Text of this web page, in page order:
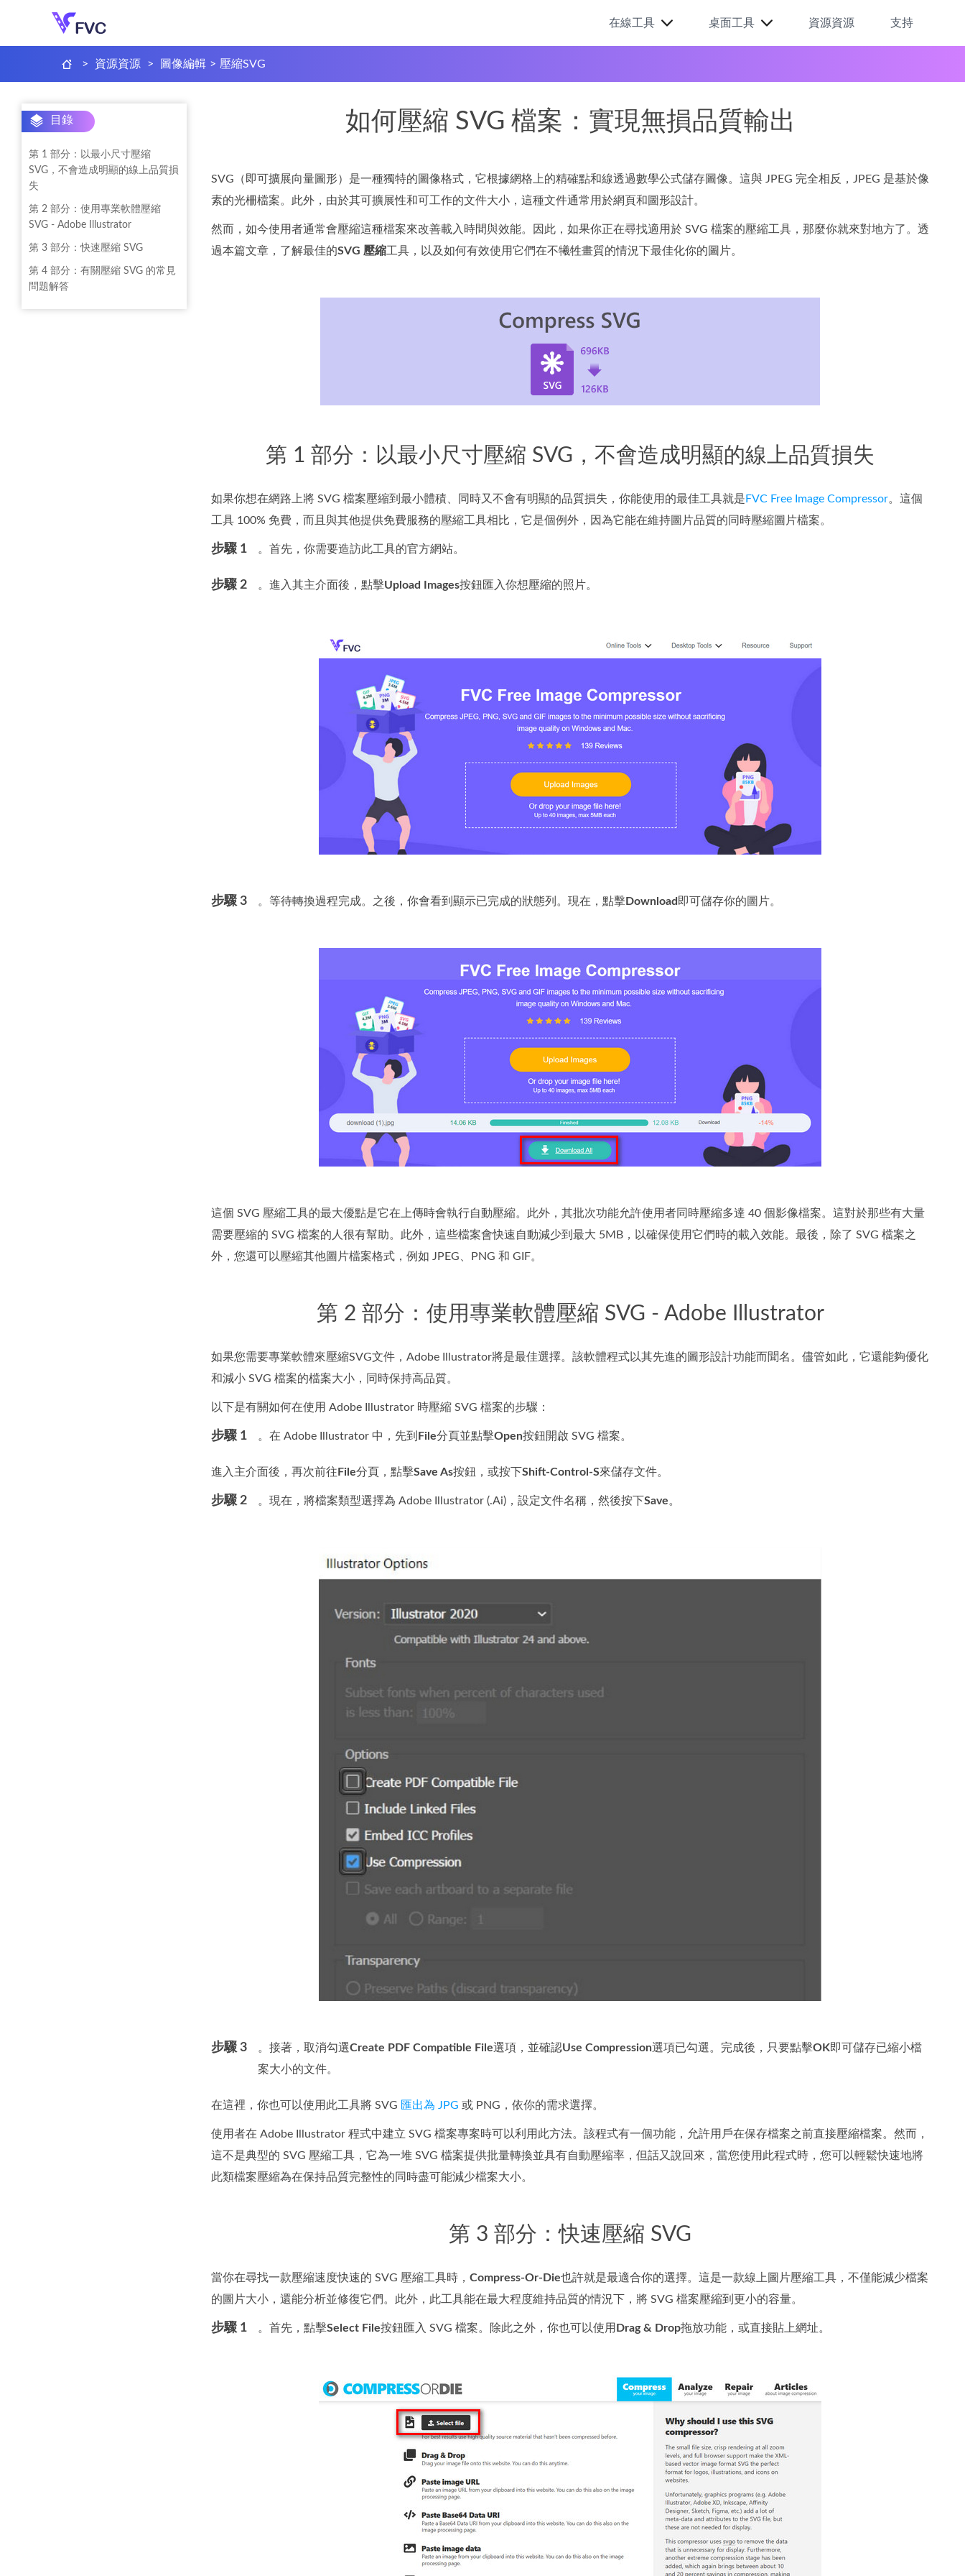
在線工具 桌面工具 資源資源 支持
> 資源資源 > 圖像編輯 > 壓縮SVG
目錄
第 1 部分：以最小尺寸壓縮
SVG，不會造成明顯的線上品質損
失
第 2 部分：使用專業軟體壓縮
SVG - Adobe Illustrator
第 3 部分：快速壓縮 SVG
第 4 部分：有關壓縮 SVG 的常見
問題解答
如何壓縮 SVG 檔案：實現無損品質輸出
SVG（即可擴展向量圖形）是一種獨特的圖像格式，它根據網格上的精確點和線透過數學公式儲存圖像。這與 JPEG 完全相反，JPEG 是基於像
素的光柵檔案。此外，由於其可擴展性和可工作的文件大小，這種文件通常用於網頁和圖形設計。
然而，如今使用者通常會壓縮這種檔案來改善載入時間與效能。因此，如果你正在尋找適用於 SVG 檔案的壓縮工具，那麼你就來對地方了。透
過本篇文章，了解最佳的SVG 壓縮 工具，以及如何有效使用它們在不犧牲畫質的情況下最佳化你的圖片。
第 1 部分：以最小尺寸壓縮 SVG，不會造成明顯的線上品質損失
如果你想在網路上將 SVG 檔案壓縮到最小體積、同時又不會有明顯的品質損失，你能使用的最佳工具就是 FVC Free Image Compressor。這個
工具 100% 免費，而且與其他提供免費服務的壓縮工具相比，它是個例外，因為它能在維持圖片品質的同時壓縮圖片檔案。
步驟 1 。首先，你需要造訪此工具的官方網站。
步驟 2 。進入其主介面後，點擊Upload Images按鈕匯入你想壓縮的照片。
步驟 3 。等待轉換過程完成。之後，你會看到顯示已完成的狀態列。現在，點擊 Download 即可儲存你的圖片。
這個 SVG 壓縮工具的最大優點是它在上傳時會執行自動壓縮。此外，其批次功能允許使用者同時壓縮多達 40 個影像檔案。這對於那些有大量
需要壓縮的 SVG 檔案的人很有幫助。此外，這些檔案會快速自動減少到最大 5MB，以確保使用它們時的載入效能。最後，除了 SVG 檔案之
外，您還可以壓縮其他圖片檔案格式，例如 JPEG、PNG 和 GIF。
第 2 部分：使用專業軟體壓縮 SVG - Adobe Illustrator
如果您需要專業軟體來壓縮SVG文件，Adobe Illustrator將是最佳選擇。該軟體程式以其先進的圖形設計功能而聞名。儘管如此，它還能夠優化
和減小 SVG 檔案的檔案大小，同時保持高品質。
以下是有關如何在使用 Adobe Illustrator 時壓縮 SVG 檔案的步驟：
步驟 1 。在 Adobe Illustrator 中，先到 File分頁並點擊Open按鈕開啟 SVG 檔案。
進入主介面後，再次前往 File分頁，點擊Save As按鈕，或按下Shift-Control-S來儲存文件。
步驟 2 。現在，將檔案類型選擇為 Adobe Illustrator (.Ai)，設定文件名稱，然後按下Save。
步驟 3 。接著，取消勾選Create PDF Compatible File選項，並確認Use Compression選項已勾選。完成後，只要點擊OK即可儲存已縮小檔
案大小的文件。
在這裡，你也可以使用此工具將 SVG 匯出為 JPG 或 PNG，依你的需求選擇。
使用者在 Adobe Illustrator 程式中建立 SVG 檔案專案時可以利用此方法。該程式有一個功能，允許用戶在保存檔案之前直接壓縮檔案。然而，
這不是典型的 SVG 壓縮工具，它為一堆 SVG 檔案提供批量轉換並具有自動壓縮率，但話又說回來，當您使用此程式時，您可以輕鬆快速地將
此類檔案壓縮為在保持品質完整性的同時盡可能減少檔案大小。
第 3 部分：快速壓縮 SVG
當你在尋找一款壓縮速度快速的 SVG 壓縮工具時， Compress-Or-Die也許就是最適合你的選擇。這是一款線上圖片壓縮工具，不僅能減少檔案
的圖片大小，還能分析並修復它們。此外，此工具能在最大程度維持品質的情況下，將 SVG 檔案壓縮到更小的容量。
步驟 1 。首先，點擊Select File按鈕匯入 SVG 檔案。除此之外，你也可以使用 Drag & Drop拖放功能，或直接貼上網址。